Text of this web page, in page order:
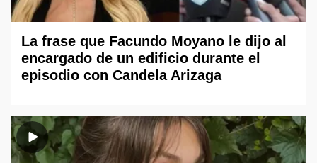
La frase que Facundo Moyano le dijo al
encargado de un edificio durante el
episodio con Candela Arizaga